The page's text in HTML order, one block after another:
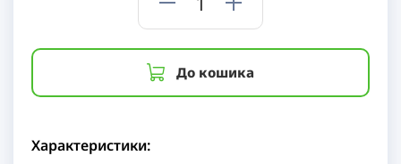
До кошика
Характеристики: